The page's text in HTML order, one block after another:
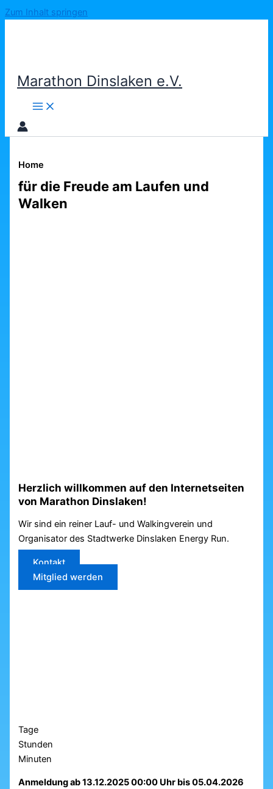
Zum Inhalt springen
Marathon Dinslaken e.V.
Home
für die Freude am Laufen und
Walken
Herzlich willkommen auf den Internetseiten
von Marathon Dinslaken!
Wir sind ein reiner Lauf- und Walkingverein und
Organisator des Stadtwerke Dinslaken Energy Run.
Kontakt
Mitglied werden
Tage
Stunden
Minuten
Anmeldung ab 13.12.2025 00:00 Uhr bis 05.04.2026